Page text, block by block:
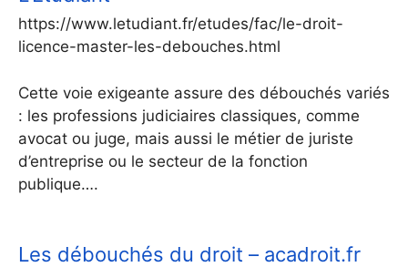
https://www.letudiant.fr/etudes/fac/le-droit-
licence-master-les-debouches.html
Cette voie exigeante assure des débouchés variés
: les professions judiciaires classiques, comme
avocat ou juge, mais aussi le métier de juriste
d’entreprise ou le secteur de la fonction
publique….
Les débouchés du droit – acadroit.fr